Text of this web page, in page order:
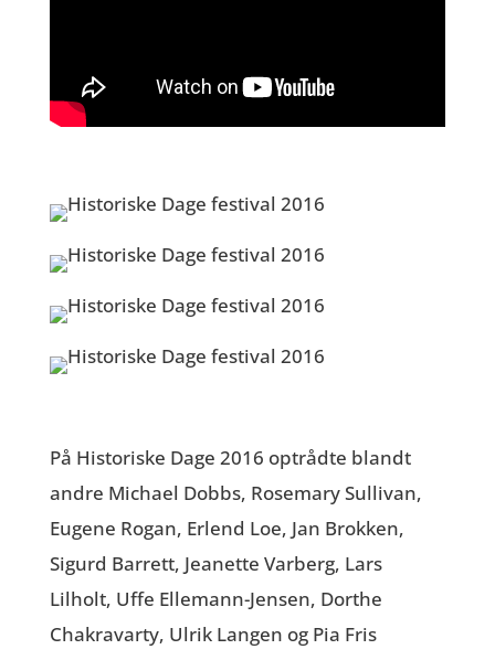
På Historiske Dage 2016 optrådte blandt
andre Michael Dobbs, Rosemary Sullivan,
Eugene Rogan, Erlend Loe, Jan Brokken,
Sigurd Barrett, Jeanette Varberg, Lars
Lilholt, Uffe Ellemann-Jensen, Dorthe
Chakravarty, Ulrik Langen og Pia Fris